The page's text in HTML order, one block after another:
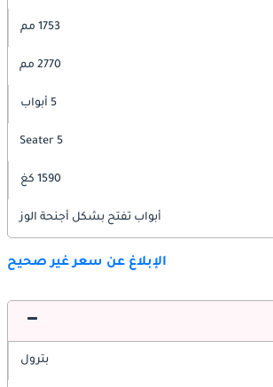
1753 مم
2770 مم
5 أبواب
5 Seater
1590 كغ
أبواب تفتح بشكل أجنحة الوز
الإبلاغ عن سعر غير صحيح
بترول